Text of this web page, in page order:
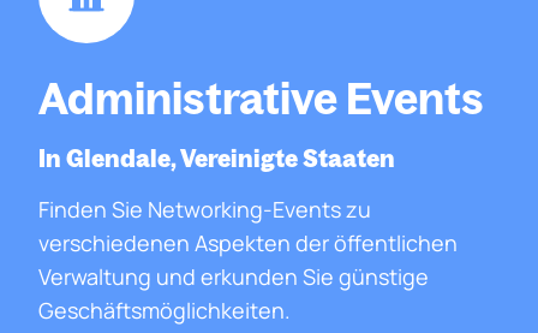
Administrative Events
In Glendale, Vereinigte Staaten
Finden Sie Networking-Events zu
verschiedenen Aspekten der öffentlichen
Verwaltung und erkunden Sie günstige
Geschäftsmöglichkeiten.